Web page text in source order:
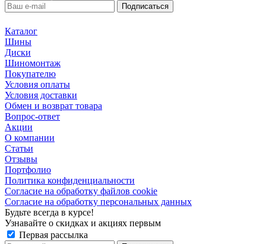
Каталог
Шины
Диски
Шиномонтаж
Покупателю
Условия оплаты
Условия доставки
Обмен и возврат товара
Вопрос-ответ
Акции
О компании
Статьи
Отзывы
Портфолио
Политика конфиденциальности
Согласие на обработку файлов cookie
Согласие на обработку персональных данных
Будьте всегда в курсе!
Узнавайте о скидках и акциях первым
Первая рассылка